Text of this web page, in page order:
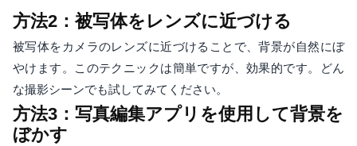
方法2：被写体をレンズに近づける
被写体をカメラのレンズに近づけることで、背景が自然にぼ
やけます。このテクニックは簡単ですが、効果的です。どん
な撮影シーンでも試してみてください。
方法3：写真編集アプリを使用して背景を
ぼかす